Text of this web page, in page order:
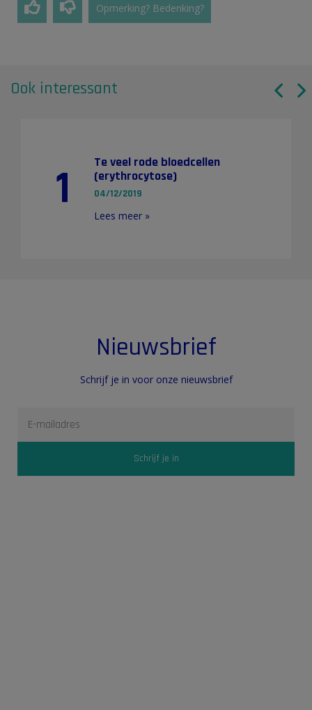
Opmerking? Bedenking?
Ook interessant
1
Te veel rode bloedcellen
(erythrocytose)
04/12/2019
Lees meer »
Nieuwsbrief
Schrijf je in voor onze nieuwsbrief